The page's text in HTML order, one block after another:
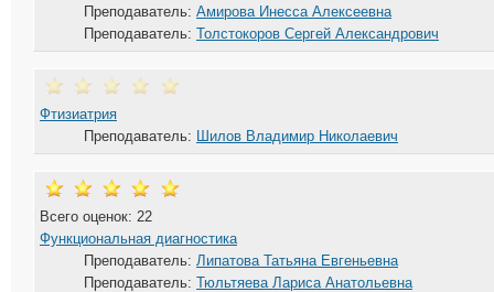
Преподаватель:
Амирова Инесса Алексеевна
Преподаватель:
Толстокоров Сергей Александрович
Фтизиатрия
Преподаватель:
Шилов Владимир Николаевич
Всего оценок: 22
Функциональная диагностика
Преподаватель: Липатова Татьяна Евгеньевна
Преподаватель: Тюльтяева Лариса Анатольевна